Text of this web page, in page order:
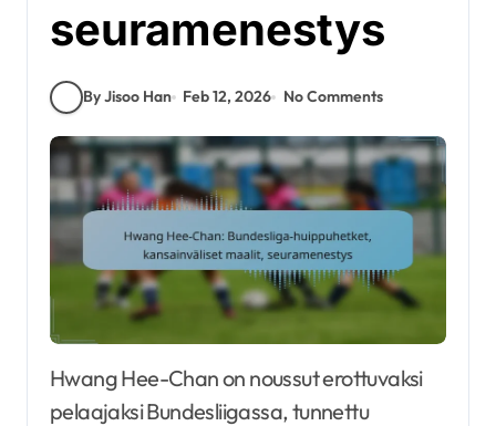
seuramenestys
By Jisoo Han Feb 12, 2026 No Comments
Hwang Hee-Chan on noussut erottuvaksi
pelaajaksi Bundesliigassa, tunnettu